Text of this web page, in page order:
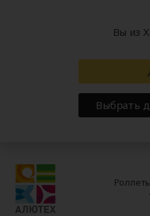
Вы из
Выбрать